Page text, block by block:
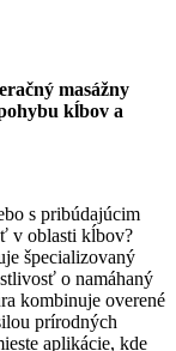
masážny
kĺbov a
s pribúdajúcim
v oblasti kĺbov?
špecializovaný
o namáhaný
kombinuje overené
prírodných
aplikácie, kde